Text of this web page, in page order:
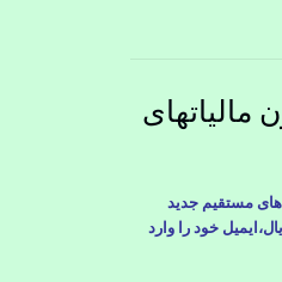
مالیاتهای
های مستقیم جدید
دوانی به ارزش 300.000 ريال،ایمیل خود را وارد